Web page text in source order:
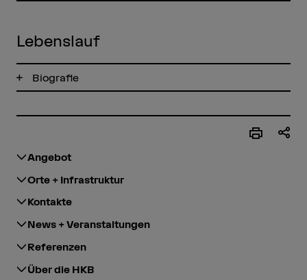
Lebenslauf
Biografie
Angebot
Orte + Infrastruktur
Kontakte
News + Veranstaltungen
Referenzen
Über die HKB